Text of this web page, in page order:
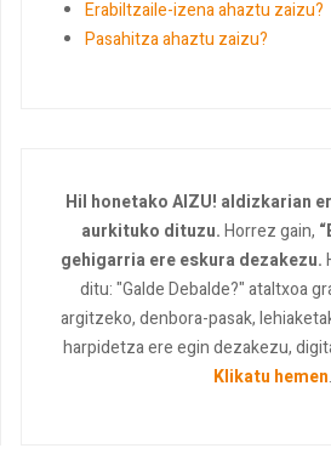
Erabiltzaile-izena ahaztu zaizu?
Pasahitza ahaztu zaizu?
Hil honetako AIZU! aldizkarian
aurkituko dituzu.Horrez gain,
gehigarria ere eskura dezakezu.
ditu: "Galde Debalde?" ataltxoa
argitzeko, denbora-pasak,
harpidetza ere egin dezakezu,
Klikatu hemen.